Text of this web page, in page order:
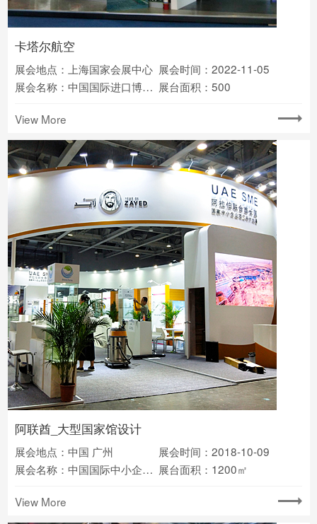
卡塔尔航空
展会地点：上海国家会展中心 展会时间：2022-11-05
展会名称：中国国际进口博览会 展台面积：500
View More
阿联酋_大型国家馆设计
展会地点：中国 广州
展会时间：2018-10-09
展会名称：中国国际中小企业博览会 展台面积：1200㎡
View More